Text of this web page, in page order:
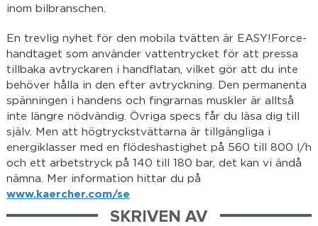
inom bilbranschen.
En trevlig nyhet för den mobila tvätten är EASY!Force-
handtaget som använder vattentrycket för att pressa
tillbaka avtryckaren i handflatan, vilket gör att du inte
behöver hålla in den efter avtryckning. Den permanenta
spänningen i handens och fingrarnas muskler är alltså
inte längre nödvändig. Övriga specs får du läsa dig till
själv. Men att högtryckstvättarna är tillgängliga i
energiklasser med en flödeshastighet på 560 till 800 l/h
och ett arbetstryck på 140 till 180 bar, det kan vi ändå
nämna. Mer information hittar du på
www.kaercher.com/se
SKRIVEN AV